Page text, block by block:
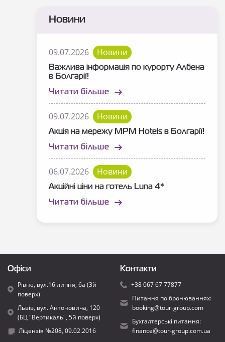
Новини
09.07.2026 Новини
Важлива інформація по курорту Албена
в Болгарії!
Читати більше
09.07.2026 Новини
Акція на мережу MPM Hotels в Болгарії!
Читати більше
06.07.2026 Новини
Акційні ціни на готель Luna 4*
Читати більше
Офіси
Рівне, вул.16 липня, 6а (3й
поверх)
Львів, вул. Антоновича, 120
(БЦ "Вертикаль", 5й поверх)
Ліцензія №208, 09.02.2016
Контакти
+38 067 67 77877
Питання по бронюваннях:
booking@tour-group.com
Бухгалтерські питання:
finance@tour-group.com.ua